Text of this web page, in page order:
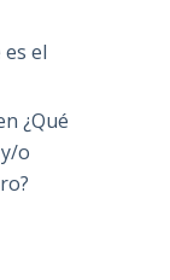
es el
¿Qué
o